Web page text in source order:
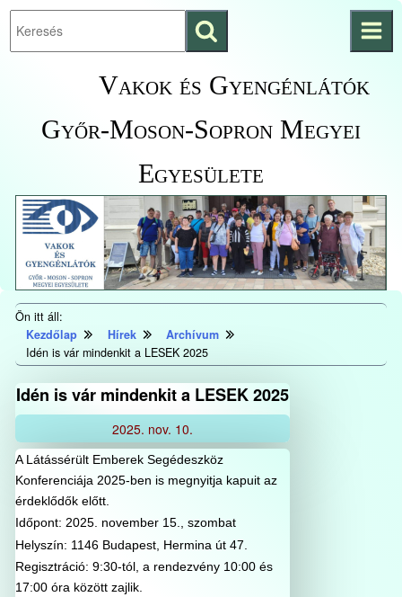
Ugrás a fő
KezdőlapraVakok és Gyengénlátók
Győr-Moson-Sopron Megyei
Egyesülete
Keresés
indítása
Ön itt áll:
Kezdőlap
Hírek
Archívum
Idén is vár mindenkit a LESEK 2025
Idén is vár mindenkit a LESEK 2025
2025. nov. 10.
A Látássérült Emberek Segédeszköz
Konferenciája 2025-ben is megnyitja kapuit az
érdeklődők előtt.
Időpont: 2025. november 15., szombat
Helyszín: 1146 Budapest, Hermina út 47.
Regisztráció: 9:30-tól, a rendezvény 10:00 és
17:00 óra között zajlik.